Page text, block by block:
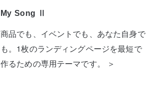
My Song Ⅱ
商品でも、イベントでも、あなた自身で
も。1枚のランディングページを最短で
作るための専用テーマです。 ＞